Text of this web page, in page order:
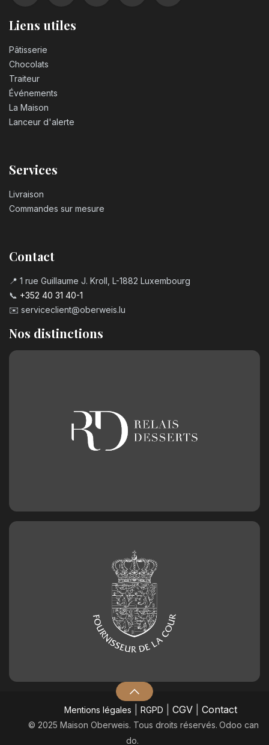
Liens utiles
Pâtisserie
Chocolats
Traiteur
Événements
La Maison
Lanceur d'alerte
Services
Livraison
Commandes sur mesure
Contact
📍 1 rue Guillaume J. Kroll, L-1882 Luxembourg
📞 +352 40 31 40-1
✉️ serviceclient@oberweis.lu
Nos distinctions
Mentions légales RGPD CGV| Contact
© 2025 Maison Oberweis. Tous droits réservés. ​Odoo can
do.